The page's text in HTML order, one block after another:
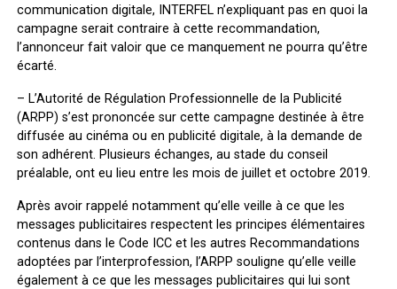
communication digitale, INTERFEL n’expliquant pas en quoi la
campagne serait contraire à cette recommandation,
l’annonceur fait valoir que ce manquement ne pourra qu’être
écarté.
– L’Autorité de Régulation Professionnelle de la Publicité
(ARPP) s’est prononcée sur cette campagne destinée à être
diffusée au cinéma ou en publicité digitale, à la demande de
son adhérent. Plusieurs échanges, au stade du conseil
préalable, ont eu lieu entre les mois de juillet et octobre 2019.
Après avoir rappelé notamment qu’elle veille à ce que les
messages publicitaires respectent les principes élémentaires
contenus dans le Code ICC et les autres Recommandations
adoptées par l’interprofession, l’ARPP souligne qu’elle veille
également à ce que les messages publicitaires qui lui sont